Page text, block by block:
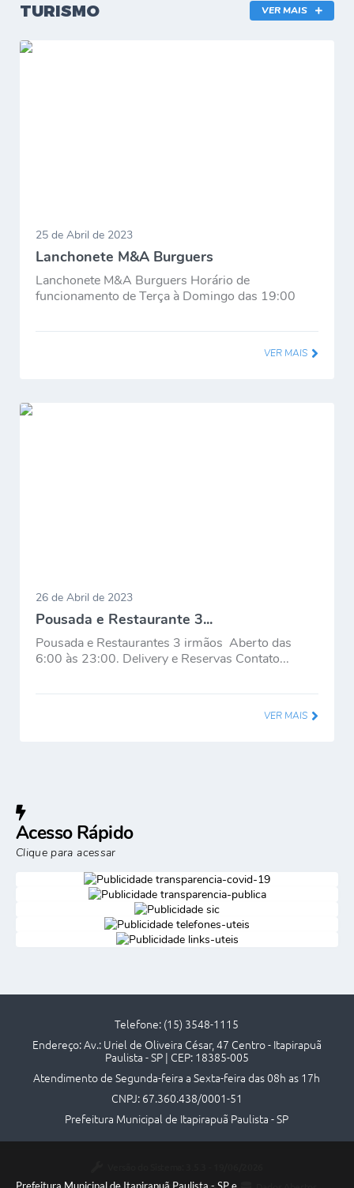
TURISMO VER MAIS
25 de Abril de 2023
Lanchonete M&A Burguers
Lanchonete M&A Burguers Horário de
funcionamento de Terça à Domingo das 19:00
VER MAIS
26 de Abril de 2023
Pousada e Restaurante 3...
Pousada e Restaurantes 3 irmãos Aberto das
6:00 às 23:00. Delivery e Reservas Contato...
VER MAIS
Acesso Rápido
Clique para acessar
Telefone: (15) 3548-1115
Endereço: Av.: Uriel de Oliveira César, 47 Centro - Itapirapuã
Paulista - SP | CEP: 18385-005
Atendimento de Segunda-feira a Sexta-feira das 08h as 17h
CNPJ: 67.360.438/0001-51
Prefeitura Municipal de Itapirapuã Paulista - SP